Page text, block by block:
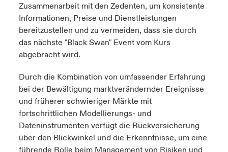
Zusammenarbeit mit den Zedenten, um konsistente
Informationen, Preise und Dienstleistungen
bereitzustellen und zu vermeiden, dass sie durch
das nächste "Black Swan" Event vom Kurs
abgebracht wird.
Durch die Kombination von umfassender Erfahrung
bei der Bewältigung marktverändernder Ereignisse
und früherer schwieriger Märkte mit
fortschrittlichen Modellierungs- und
Dateninstrumenten verfügt die Rückversicherung
über den Blickwinkel und die Erkenntnisse, um eine
führende Rolle beim Management von Risiken und